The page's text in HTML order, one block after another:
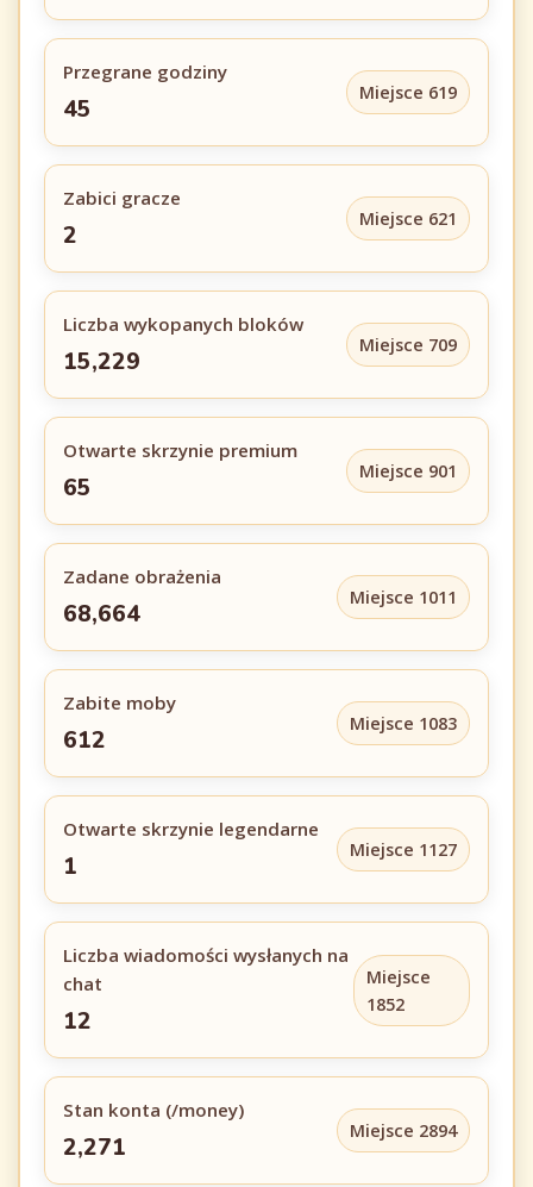
Przegrane godziny
45
Miejsce 619
Zabici gracze
2
Miejsce 621
Liczba wykopanych bloków
15,229
Miejsce 709
Otwarte skrzynie premium
65
Miejsce 901
Zadane obrażenia
68,664
Miejsce 1011
Zabite moby
612
Miejsce 1083
Otwarte skrzynie legendarne
1
Miejsce 1127
Liczba wiadomości wysłanych na
chat
12
Miejsce
1852
Stan konta (/money)
2,271
Miejsce 2894